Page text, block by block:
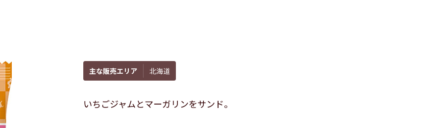
主な販売エリア 北海道
いちごジャムとマーガリンをサンド。